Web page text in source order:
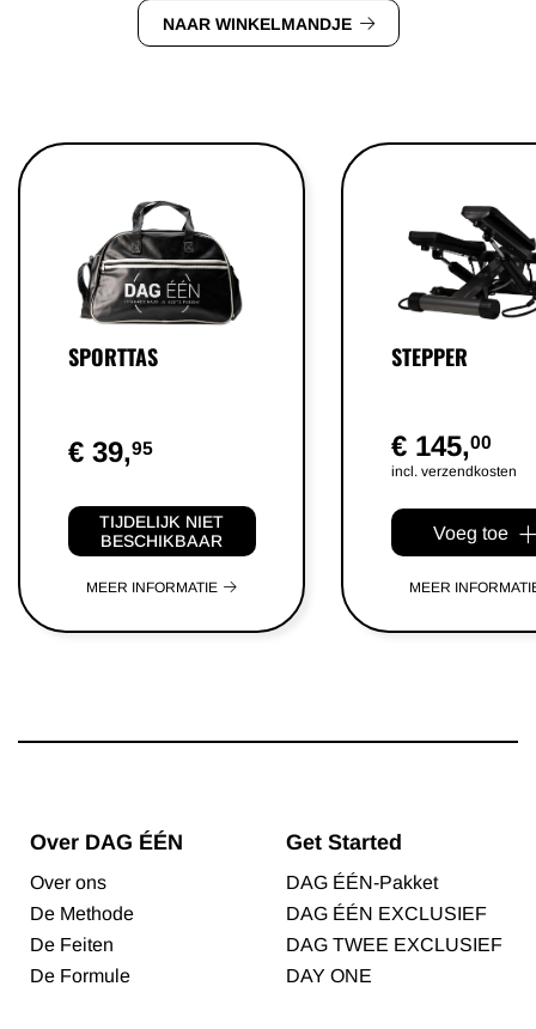
NAAR WINKELMANDJE
SPORTTAS
€ 39,95
TIJDELIJK NIET
BESCHIKBAAR
MEER INFORMATIE
STEPPER
€ 145,00
incl. verzendkosten
Voeg toe
MEER
Over DAG ÉÉN
Over ons
De Methode
De Feiten
De Formule
Get Started
DAG ÉÉN-Pakket
DAG ÉÉN EXCLUSIEF
DAG TWEE EXCLUSIEF
DAY ONE